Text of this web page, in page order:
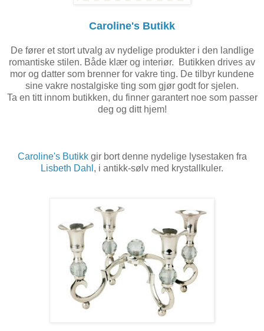
Caroline's Butikk
De fører et stort utvalg av nydelige produkter i den landlige
romantiske stilen. Både klær og interiør.
Butikken drives av
mor og datter som brenner for vakre ting. De tilbyr kundene
sine vakre nostalgiske ting som gjør godt for sjelen.
Ta en titt innom butikken, du finner garantert noe som passer
deg og ditt hjem!
Caroline's Butikkgir bort denne nydelige lysestaken fra
Lisbeth Dahl , i antikk-sølv med krystallkuler.